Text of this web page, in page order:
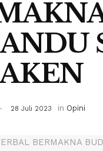
28 Juli 2023 in Opini